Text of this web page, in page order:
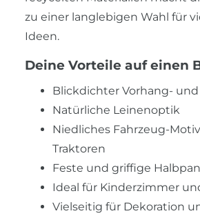
zu einer langlebigen Wahl für
Ideen.
Deine Vorteile auf einen
Blickdichter Vorhang-
Natürliche Leinenoptik
Niedliches Fahrzeug-
Traktoren
Feste und griffige
Ideal für Kinderzimmer
Vielseitig für Dekoration